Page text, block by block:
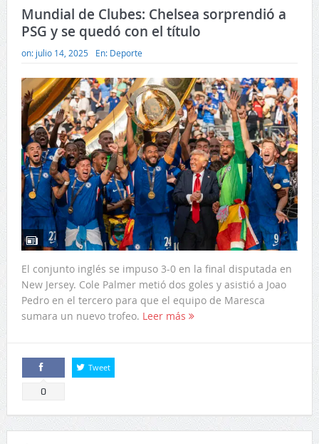
Mundial de Clubes: Chelsea sorprendió a
PSG y se quedó con el título
on: julio 14, 2025 En: Deporte
El conjunto inglés se impuso 3-0 en la final disputada en
New Jersey. Cole Palmer metió dos goles y asistió a Joao
Pedro en el tercero para que el equipo de Maresca
sumara un nuevo trofeo. Leer más
Comparte
0
Tweet